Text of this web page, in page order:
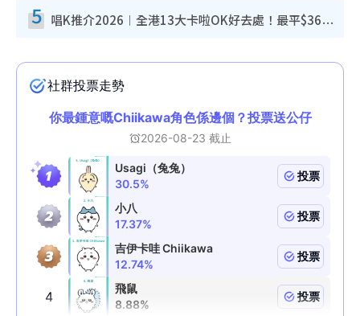
5 唱K推介2026︱全港13大卡啦OK好去處！最平$36起 日文K都有！(附地址+收費詳情)